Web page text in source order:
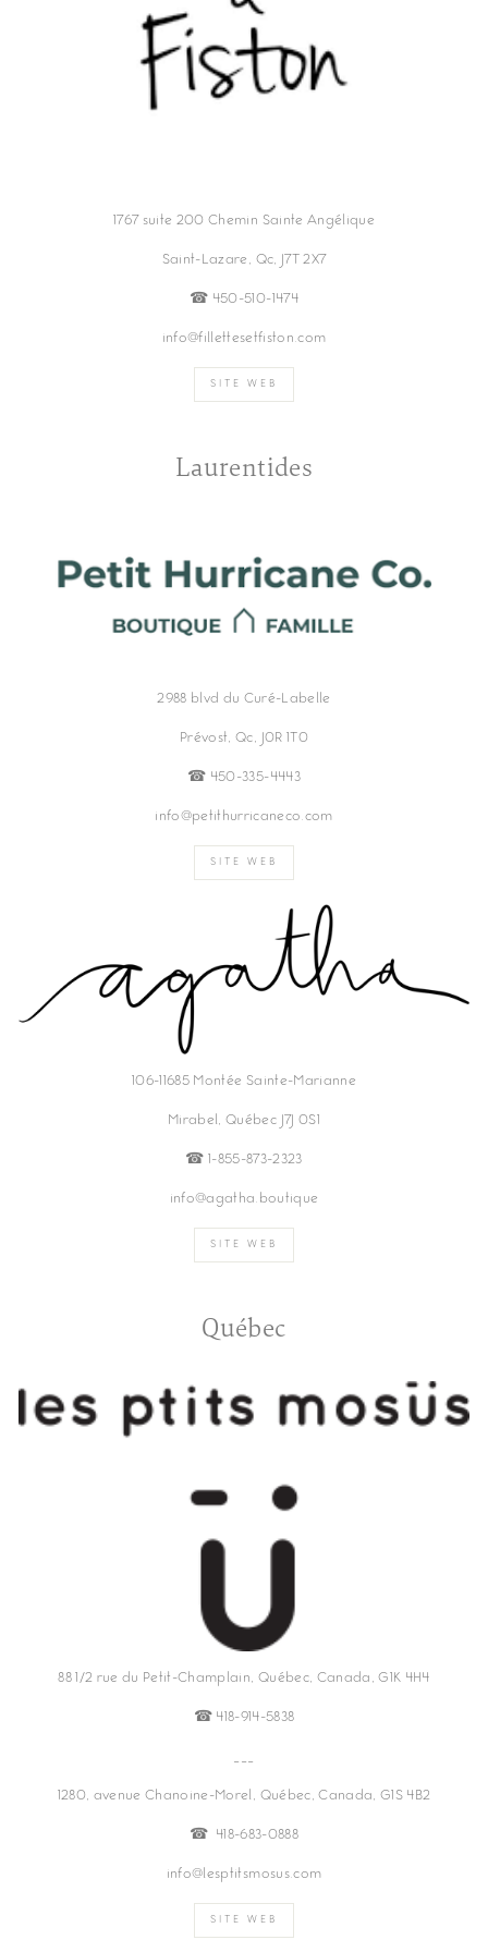
1767 suite 200 Chemin Sainte Angélique
Saint-Lazare, Qc, J7T 2X7
☎︎ 450-510-1474
info@fillettesetfiston.com
SITE WEB
Laurentides
2988 blvd du Curé-Labelle
Prévost, Qc, J0R 1T0
☎︎ 450-335-4443
info@petithurricaneco.com
SITE WEB
106-11685 Montée Sainte-Marianne
Mirabel, Québec J7J 0S1
☎︎ 1-855-873-2323
info@agatha.boutique
SITE WEB
Québec
88 1/2 rue du Petit-Champlain, Québec, Canada, G1K 4H4
☎︎ 418-914-5838
1280, avenue Chanoine-Morel, Québec, Canada, G1S 4B2
☎︎ 418-683-0888
info@lesptitsmosus.com
SITE WEB